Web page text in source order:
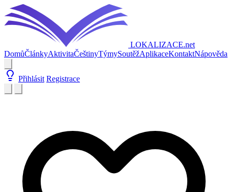
LOKALIZACE.net
DomůČlánkyAktivitaČeštinyTýmySoutěžAplikaceKontaktNápověda
Přihlásit Registrace